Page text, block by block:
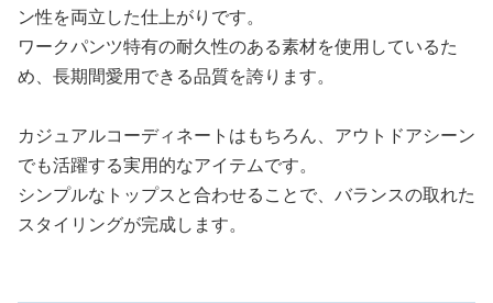
ン性を両立した仕上がりです。
ワークパンツ特有の耐久性のある素材を使用しているた
め、長期間愛用できる品質を誇ります。
カジュアルコーディネートはもちろん、アウトドアシーン
でも活躍する実用的なアイテムです。
シンプルなトップスと合わせることで、バランスの取れた
スタイリングが完成します。